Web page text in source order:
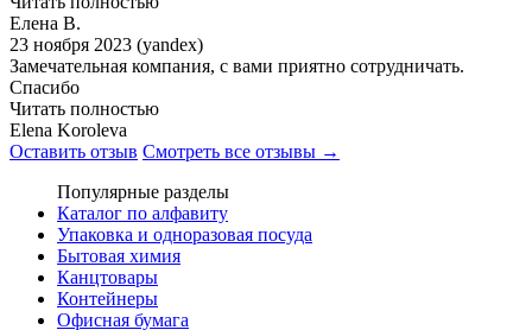
Елена В.
23 ноября 2023 (yandex)
Замечательная компания, с вами приятно сотрудничать.
Спасибо
Читать полностью
Elena Koroleva
Оставить отзыв Смотреть все отзывы →
Популярные разделы
Каталог по алфавиту
Упаковка и одноразовая посуда
Бытовая химия
Канцтовары
Контейнеры
Офисная бумага